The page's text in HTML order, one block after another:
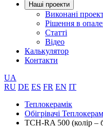
Нашi проекти
Виконані
Рішення в
Статті
Відео
Калькулятор
Контакти
UA
RU DE ES FR EN IT
Теплокерамік
Обігрівачі
TCH-RA 500 (колір –